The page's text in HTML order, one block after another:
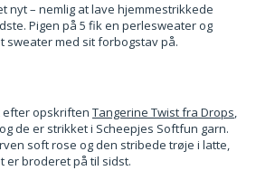
nyt – nemlig at lave hjemmestrikkede
Pigen på 5 fik en perlesweater og
sweater med sit forbogstav på.
efter opskriften Tangerine Twist fra Drops,
de er strikket i Scheepjes Softfun garn.
soft rose og den stribede trøje i latte,
er broderet på til sidst.